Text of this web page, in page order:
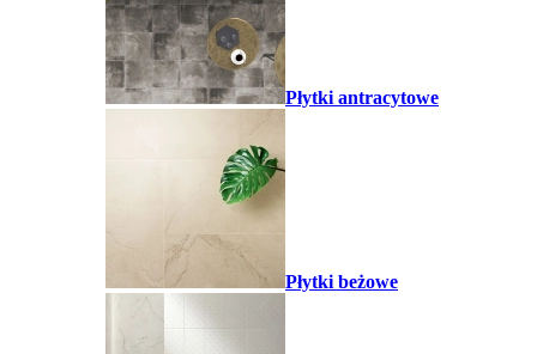
Płytki antracytowe
Płytki beżowe